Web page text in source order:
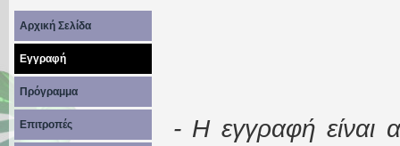
Αρχική Σελίδα
Εγγραφή
Πρόγραμμα
Επιτροπές
- Η εγγραφή είναι